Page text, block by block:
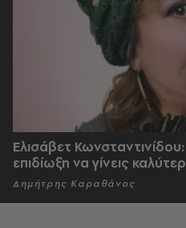
Ελισάβετ
επιδίωξη να γίνεις
Δημήτρης Καραθάνος